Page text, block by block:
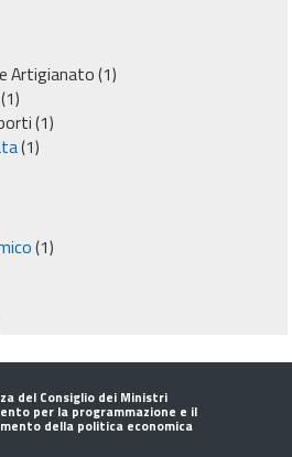
Artigianato(1)
(1)
(1)
(1)
(1)
del Consiglio dei Ministri
per la programmazione e il
della politica economica